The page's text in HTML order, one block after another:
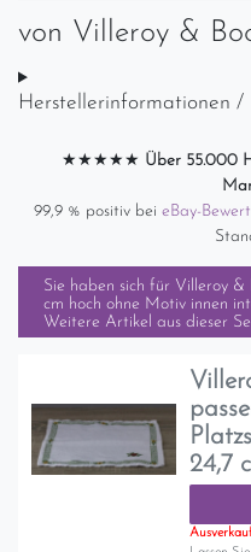
von Villeroy &
Herstellerinformationen
★★★★★ Über 55.000
99,9 % positiv bei eBay-
Sie haben sich für Villeroy &
cm hoch ohne Motiv innen
Weitere Artikel aus dieser
24,7